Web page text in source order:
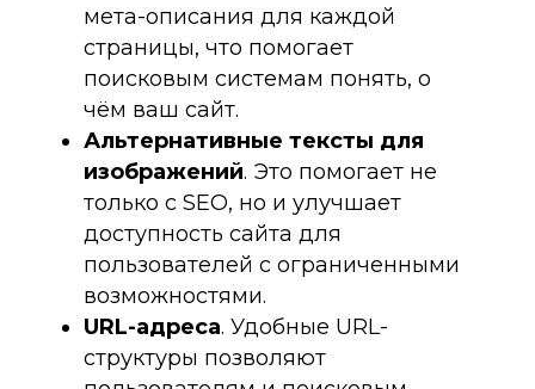
мета-описания для каждой
страницы, что помогает
поисковым системам понять, о
чём ваш сайт.
Альтернативные тексты для
изображений. Это помогает не
только с SEO, но и улучшает
доступность сайта для
пользователей с ограниченными
возможностями.
URL-адреса. Удобные URL-
структуры позволяют